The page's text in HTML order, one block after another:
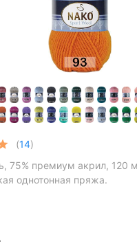
(14)
75% премиум акрил, 120
однотонная пряжа.